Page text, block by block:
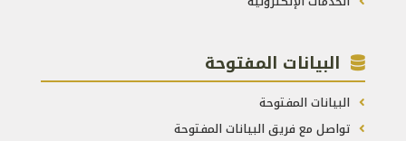
البيانات المفتوحة
البيانات المفتوحة
تواصل مع فريق البيانات المفتوحة